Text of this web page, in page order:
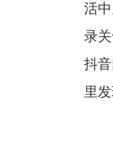
活
录
抖
里
除